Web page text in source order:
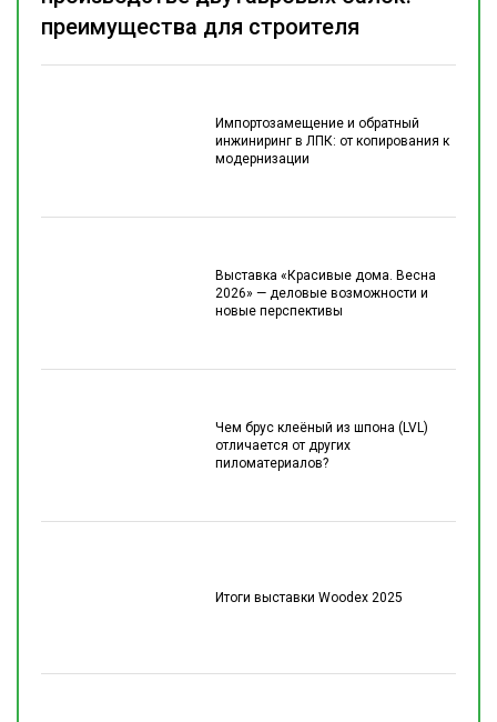
Импортозамещение и обратный
инжиниринг в ЛПК: от копирования к
модернизации
Выставка «Красивые дома. Весна
2026» — деловые возможности и
новые перспективы
Чем брус клеёный из шпона (LVL)
отличается от других
пиломатериалов?
Итоги выставки Woodex 2025
преимущества для строителя